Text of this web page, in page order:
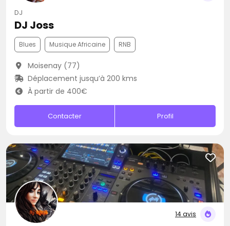
DJ
DJ Joss
Blues Musique Africaine RNB
Moisenay (77)
Déplacement jusqu’à 200 kms
À partir de 400€
Contacter Profil
14 avis